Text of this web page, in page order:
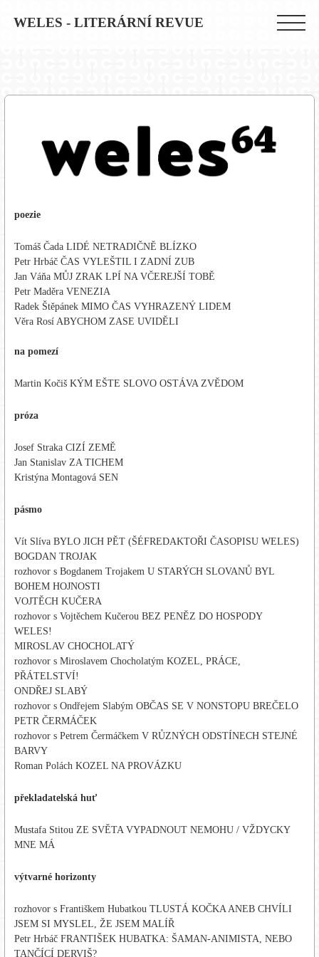
WELES - LITERÁRNÍ REVUE
poezie
Tomáš Čada LIDÉ NETRADIČNĚ BLÍZKO
Petr Hrbáč ČAS VYLEŠTIL I ZADNÍ ZUB
Jan Váňa MŮJ ZRAK LPÍ NA VČEREJŠÍ TOBĚ
Petr Maděra VENEZIA
Radek Štěpánek MIMO ČAS VYHRAZENÝ LIDEM
Věra Rosí ABYCHOM ZASE UVIDĚLI
na pomezí
Martin Kočiš KÝM EŠTE SLOVO OSTÁVA ZVĚDOM
próza
Josef Straka CIZÍ ZEMĚ
Jan Stanislav ZA TICHEM
Kristýna Montagová SEN
pásmo
Vít Slíva BYLO JICH PĚT (ŠÉFREDAKTOŘI ČASOPISU WELES)
BOGDAN TROJAK
rozhovor s Bogdanem Trojakem U STARÝCH SLOVANŮ BYL
BOHEM HOJNOSTI
VOJTĚCH KUČERA
rozhovor s Vojtěchem Kučerou BEZ PENĚZ DO HOSPODY
WELES!
MIROSLAV CHOCHOLATÝ
rozhovor s Miroslavem Chocholatým KOZEL, PRÁCE,
PŘÁTELSTVÍ!
ONDŘEJ SLABÝ
rozhovor s Ondřejem Slabým OBČAS SE V NONSTOPU BREČELO
PETR ČERMÁČEK
rozhovor s Petrem Čermáčkem V RŮZNÝCH ODSTÍNECH STEJNÉ
BARVY
Roman Polách KOZEL NA PROVÁZKU
překladatelská huť
Mustafa Stitou ZE SVĚTA VYPADNOUT NEMOHU / VŽDYCKY
MNE MÁ
výtvarné horizonty
rozhovor s Františkem Hubatkou TLUSTÁ KOČKA ANEB CHVÍLI
JSEM SI MYSLEL, ŽE JSEM MALÍŘ
Petr Hrbáč FRANTIŠEK HUBATKA: ŠAMAN-ANIMISTA, NEBO
TANČÍCÍ DERVIŠ?